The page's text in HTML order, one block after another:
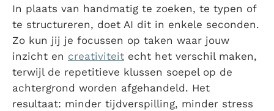
In plaats van handmatig te zoeken, te typen of
te structureren, doet AI dit in enkele seconden.
Zo kun jij je focussen op taken waar jouw
inzicht en creativiteit echt het verschil maken,
terwijl de repetitieve klussen soepel op de
achtergrond worden afgehandeld. Het
resultaat: minder tijdverspilling, minder stress